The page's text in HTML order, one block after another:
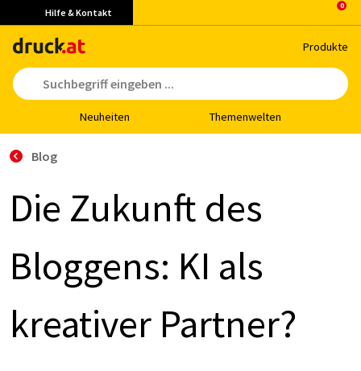
Hilfe & Kontakt
Pro­duk­te
Neu­hei­ten The­men­wel­ten
Blog
Die Zu­kunft des
Blog­gens: KI als
krea­ti­ver Part­ner?